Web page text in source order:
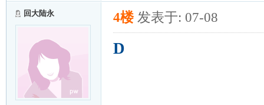
回大陆永 4楼 发表于: 07-08
D